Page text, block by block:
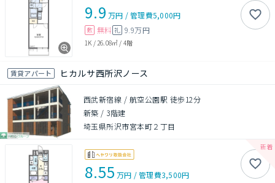
9.9 万円 /管理費5,000円
敷 無料 礼 9.9万円
1K / 26.08㎡ / 4階
賃貸アパート ヒカルサ西所沢ノース
西武新宿線 / 航空公園駅 徒歩12分
新築 / 3階建
埼玉県所沢市宮本町２丁目
8.55 万円 /管理費3,500円